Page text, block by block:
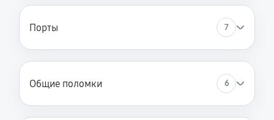
Порты 7
Общие поломки 6